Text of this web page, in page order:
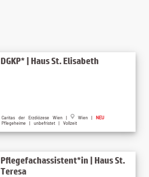
DGKP* | Haus St. Elisabeth
Caritas der Erzdiözese Wien | Wien | NEU
Pflegeheime | unbefristet | Vollzeit
Pflegefachassistent*in | Haus St.
Teresa